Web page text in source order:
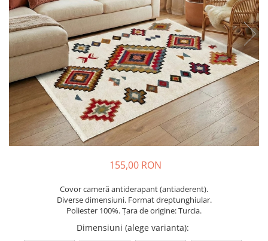
Cuverturi bumbac
Cuverturi catifea
Huse de protecție
Huse de protectie pat finet
Huse de protecție scaun
Prosoape
Prosoape de baie
Electrocasnice
Cântare electronice
155,00 RON
Covor cameră antiderapant (antiaderent).
Diverse dimensiuni. Format dreptunghiular.
Poliester 100%. Țara de origine: Turcia.
Dimensiuni (alege varianta):